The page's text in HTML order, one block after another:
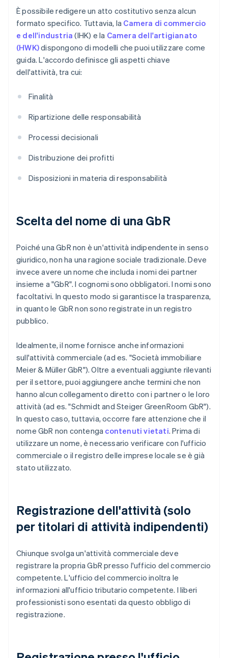
È possibile redigere un atto costitutivo senza alcun
formato specifico. Tuttavia, la Camera di commercio
e dell'industria (IHK) e la Camera dell'artigianato
(HWK)dispongono di modelli che puoi utilizzare come
guida. L'accordo definisce gli aspetti chiave
dell'attività, tra cui:
Finalità
Ripartizione delle responsabilità
Processi decisionali
Distribuzione dei profitti
Disposizioni in materia di responsabilità
Scelta del nome di una GbR
Poiché una GbR non è un'attività indipendente in senso
giuridico, non ha una ragione sociale tradizionale. Deve
invece avere un nome che includa i nomi dei partner
insieme a "GbR". I cognomi sono obbligatori. I nomi sono
facoltativi. In questo modo si garantisce la trasparenza,
in quanto le GbR non sono registrate in un registro
pubblico.
Idealmente, il nome fornisce anche informazioni
sull'attività commerciale (ad es. "Società immobiliare
Meier & Müller GbR"). Oltre a eventuali aggiunte rilevanti
per il settore, puoi aggiungere anche termini che non
hanno alcun collegamento diretto con i partner o le loro
attività (ad es. "Schmidt and Steiger GreenRoom GbR").
In questo caso, tuttavia, occorre fare attenzione che il
nome GbR non contenga contenuti vietati. Prima di
utilizzare un nome, è necessario verificare con l'ufficio
commerciale o il registro delle imprese locale se è già
stato utilizzato.
Registrazione dell'attività (solo
per titolari di attività indipendenti)
Chiunque svolga un'attività commerciale deve
registrare la propria GbR presso l'ufficio del commercio
competente. L'ufficio del commercio inoltra le
informazioni all'ufficio tributario competente. I liberi
professionisti sono esentati da questo obbligo di
registrazione.